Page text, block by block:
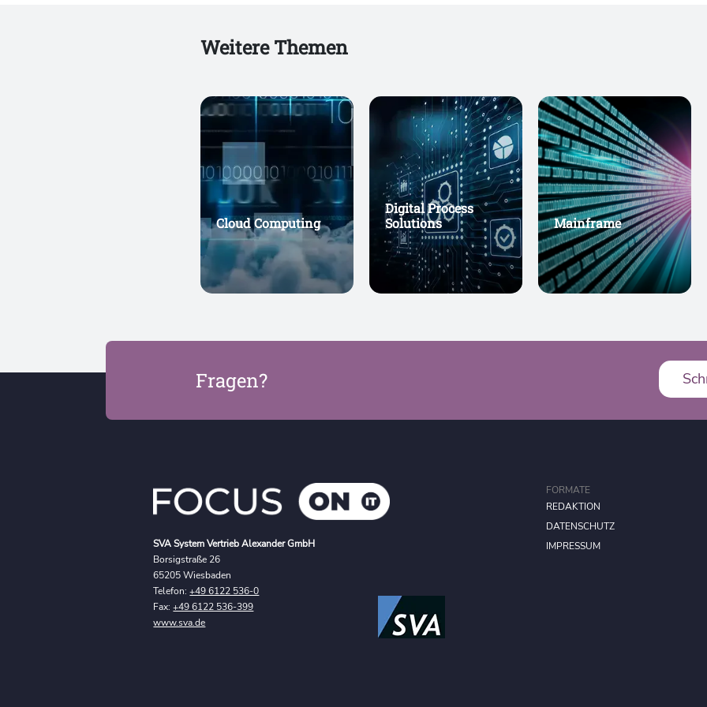
Weitere Themen
Cloud Computing
Digital Process
Solutions
Mainframe
Fragen?
SVA System Vertrieb Alexander GmbH
Borsigstraße 26
65205 Wiesbaden
Telefon:+49 6122 536-0
Fax:+49 6122 536-399
www.sva.de
FORMATE
REDAKTION
DATENSCHUTZ
IMPRESSUM